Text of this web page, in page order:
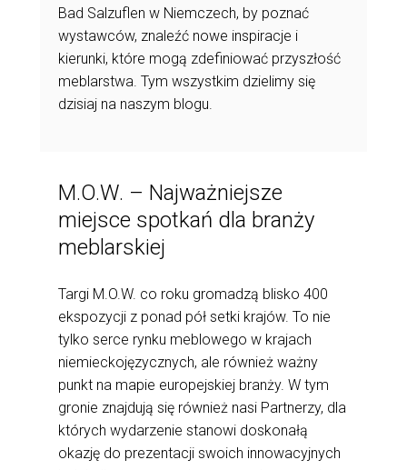
Bad Salzuflen w Niemczech, by poznać
wystawców, znaleźć nowe inspiracje i
kierunki, które mogą zdefiniować przyszłość
meblarstwa. Tym wszystkim dzielimy się
dzisiaj na naszym blogu.
M.O.W. – Najważniejsze
miejsce spotkań dla branży
meblarskiej
Targi M.O.W. co roku gromadzą blisko 400
ekspozycji z ponad pół setki krajów. To nie
tylko serce rynku meblowego w krajach
niemieckojęzycznych, ale również ważny
punkt na mapie europejskiej branży. W tym
gronie znajdują się również nasi Partnerzy, dla
których wydarzenie stanowi doskonałą
okazję do prezentacji swoich innowacyjnych